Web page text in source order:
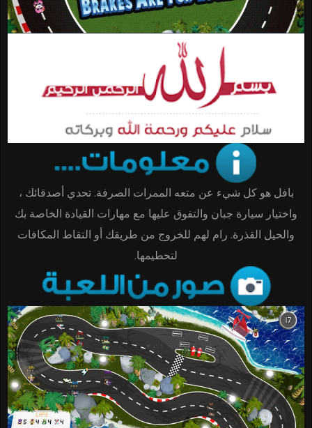
بافل هو كل شيء عن متعه الممرات الصرفة. تحدي أصدقائك ،
واختيار سيارة جبان والتفوق عليها مع مهارات القيادة الخاصة بك
والحيل القذرة. رام لهم للخروج من طريقك أو التقاط المكافات
لتحطيمها.